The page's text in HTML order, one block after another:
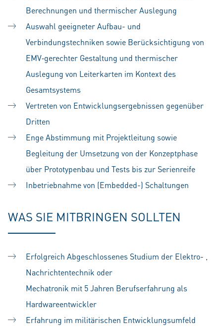
Berechnungen und thermischer Auslegung
Auswahl geeigneter Aufbau- und
Verbindungstechniken sowie Berücksichtigung von
EMV‑gerechter Gestaltung und thermischer
Auslegung von Leiterkarten im Kontext des
Gesamtsystems
Vertreten von Entwicklungsergebnissen gegenüber
Dritten
Enge Abstimmung mit Projektleitung sowie
Begleitung der Umsetzung von der Konzeptphase
über Prototypenbau und Tests bis zur Serienreife
Inbetriebnahme von (Embedded-) Schaltungen
WAS SIE MITBRINGEN SOLLTEN
Erfolgreich Abgeschlossenes Studium der Elektro- ,
Nachrichtentechnik oder
Mechatronik mit 5 Jahren Berufserfahrung als
Hardwareentwickler
Erfahrung im militärischen Entwicklungsumfeld